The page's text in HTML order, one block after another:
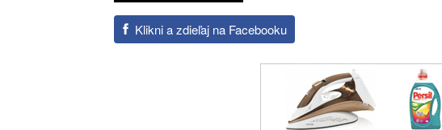
Klikni a zdieľaj na Facebooku